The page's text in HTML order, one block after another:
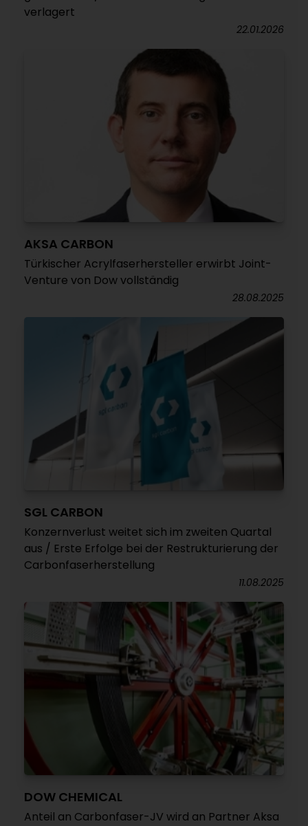
verlagert
22.01.2026
AKSA CARBON
Türkischer Acrylfaserhersteller erwirbt Joint-
Venture von Dow vollständig
28.08.2025
SGL CARBON
Konzernverlust weitet sich im zweiten Quartal
aus / Erste Erfolge bei der Restrukturierung der
Carbonfaserherstellung
11.08.2025
DOW CHEMICAL
Anteil an Carbonfaser-JV wird an Partner Aksa